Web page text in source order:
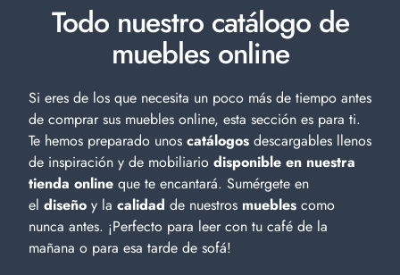
Todo nuestro catálogo de
muebles online
Si eres de los que necesita un poco más de tiempo antes
de comprar sus muebles online, esta sección es para ti.
Te hemos preparado unos catálogos descargables llenos
de inspiración y de mobiliario disponible en nuestra
tienda online que te encantará. Sumérgete en
el diseño y la calidad de nuestros muebles como
nunca antes. ¡Perfecto para leer con tu café de la
mañana o para esa tarde de sofá!